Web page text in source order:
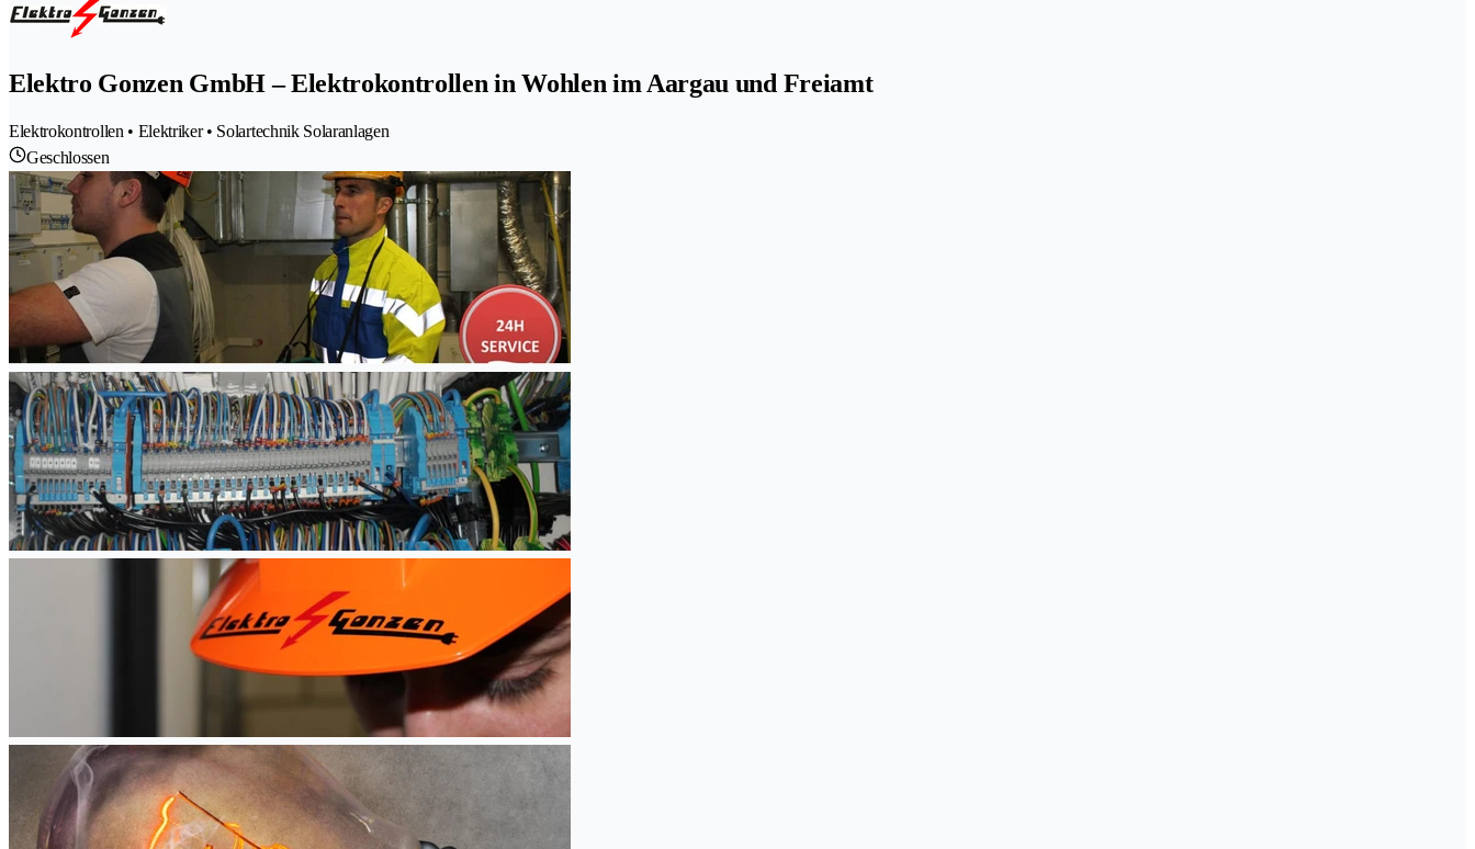
Elektro Gonzen GmbH – Elektrokontrollen in Wohlen im Aargau und Freiamt
Elektrokontrollen • Elektriker • Solartechnik Solaranlagen
Geschlossen